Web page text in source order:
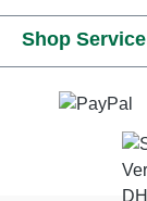
Shop Service